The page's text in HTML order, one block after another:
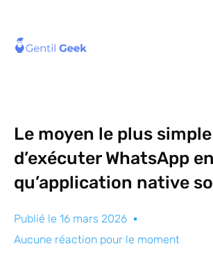
Le moyen le plus simple
d’exécuter WhatsApp
qu’application native
Publié le 16 mars 2026
Aucune réaction pour le moment